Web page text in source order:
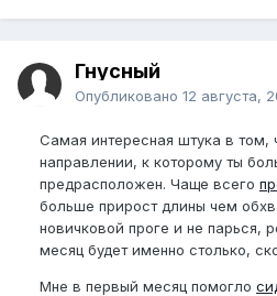
Гнусный
Опубликовано 12 августа,
Самая интересная штука в том,
направлении, к которому ты
предрасположен. Чаще всего
больше прирост длины чем
новичковой проге и не парься,
месяц будет именно столько,
Мне в первый месяц помогло